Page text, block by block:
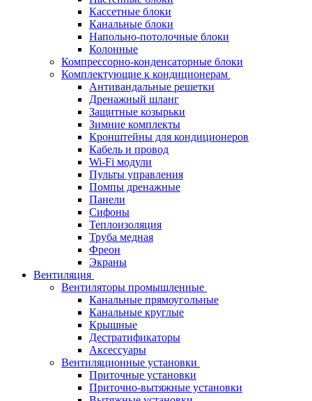
Кассетные блоки
Канальные блоки
Напольно-потолочные блоки
Колонные
Компрессорно-конденсаторные блоки
Комплектующие к кондиционерам
Антивандальные решетки
Дренажный шланг
Защитные козырьки
Зимние комплекты
Кронштейны для кондиционеров
Кабель и провод
Wi-Fi модули
Пульты управления
Помпы дренажные
Панели
Сифоны
Теплоизоляция
Труба медная
Фреон
Экраны
Вентиляция
Вентиляторы промышленные
Канальные прямоугольные
Канальные круглые
Крышные
Дестратификаторы
Аксессуары
Вентиляционные установки
Приточные установки
Приточно-вытяжные установки